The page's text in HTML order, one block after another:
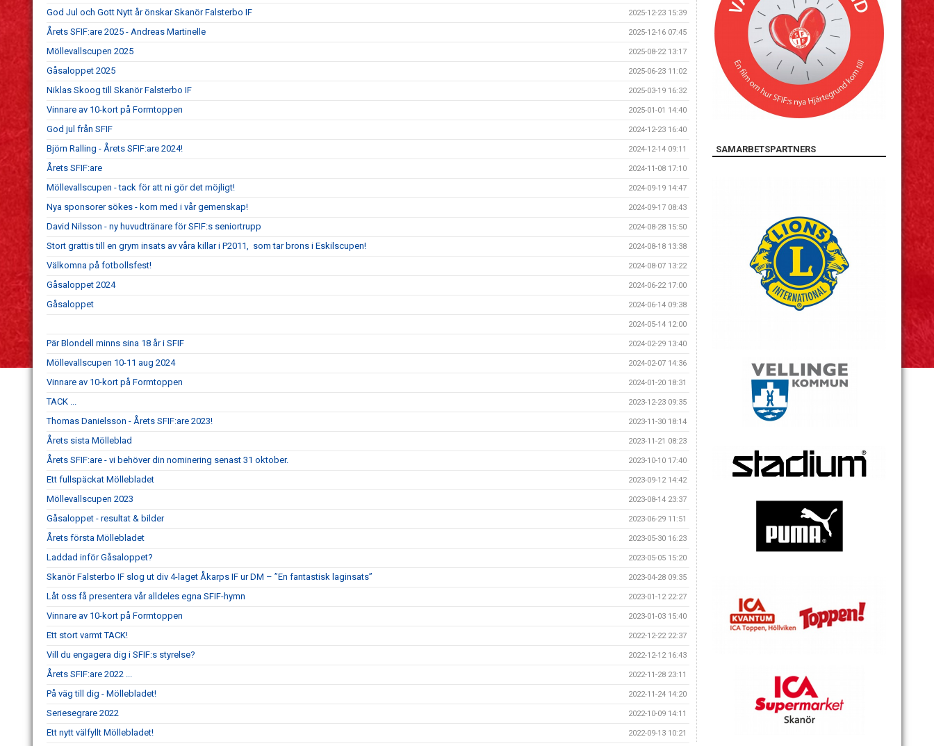
God Jul och Gott Nytt år önskar Skanör Falsterbo IF 2025-12-23 15:39
Årets SFIF:are 2025 - Andreas Martinelle 2025-12-16 07:45
Möllevallscupen 2025 2025-08-22 13:17
Gåsaloppet 2025 2025-06-23 11:02
Niklas Skoog till Skanör Falsterbo IF 2025-03-19 16:32
Vinnare av 10-kort på Formtoppen 2025-01-01 14:40
God jul från SFIF 2024-12-23 16:40
Björn Ralling - Årets SFIF:are 2024! 2024-12-14 09:11
Årets SFIF:are 2024-11-08 17:10
Möllevallscupen - tack för att ni gör det möjligt! 2024-09-19 14:47
Nya sponsorer sökes - kom med i vår gemenskap! 2024-09-17 08:43
David Nilsson - ny huvudtränare för SFIF:s seniortrupp 2024-08-28 15:50
Stort grattis till en grym insats av våra killar i P2011, som tar brons i Eskilscupen! 2024-08-18 13:38
Välkomna på fotbollsfest! 2024-08-07 13:22
Gåsaloppet 2024 2024-06-22 17:00
Gåsaloppet 2024-06-14 09:38
2024-05-14 12:00
Pär Blondell minns sina 18 år i SFIF 2024-02-29 13:40
Möllevallscupen 10-11 aug 2024 2024-02-07 14:36
Vinnare av 10-kort på Formtoppen 2024-01-20 18:31
TACK ... 2023-12-23 09:35
Thomas Danielsson - Årets SFIF:are 2023! 2023-11-30 18:14
Årets sista Mölleblad 2023-11-21 08:23
Årets SFIF:are - vi behöver din nominering senast 31 oktober. 2023-10-10 17:40
Ett fullspäckat Möllebladet 2023-09-12 14:42
Möllevallscupen 2023 2023-08-14 23:37
Gåsaloppet - resultat & bilder 2023-06-29 11:51
Årets första Möllebladet 2023-05-30 16:23
Laddad inför Gåsaloppet? 2023-05-05 15:20
Skanör Falsterbo IF slog ut div 4-laget Åkarps IF ur DM – ”En fantastisk laginsats” 2023-04-28 09:35
Låt oss få presentera vår alldeles egna SFIF-hymn 2023-01-12 22:27
Vinnare av 10-kort på Formtoppen 2023-01-03 15:40
Ett stort varmt TACK! 2022-12-22 22:37
Vill du engagera dig i SFIF:s styrelse? 2022-12-12 16:43
Årets SFIF:are 2022 ... 2022-11-28 23:11
På väg till dig - Möllebladet! 2022-11-24 14:20
Seriesegrare 2022 2022-10-09 14:11
Ett nytt välfyllt Möllebladet! 2022-09-13 10:21
SAMARBETSPARTNERS